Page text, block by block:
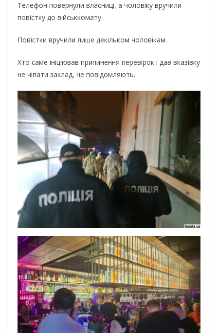
Телефон повернули власниці, а чоловіку вручили
повістку до військкомату.
Повістки вручили лише декільком чоловікам.
Хто саме ініціював припинення перевірок і дав вказівку
не чіпати заклад, не повідомляють.